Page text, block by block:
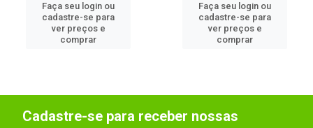
Faça seu login ou
cadastre-se para
ver preços e
comprar
Faça seu login ou
cadastre-se para
ver preços e
comprar
Cadastre-se para receber nossas